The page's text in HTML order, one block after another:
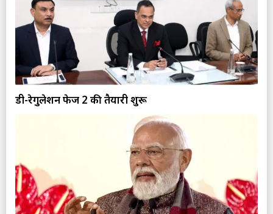
डी-रेगुलेशन फेज 2 की तैयारी शुरू